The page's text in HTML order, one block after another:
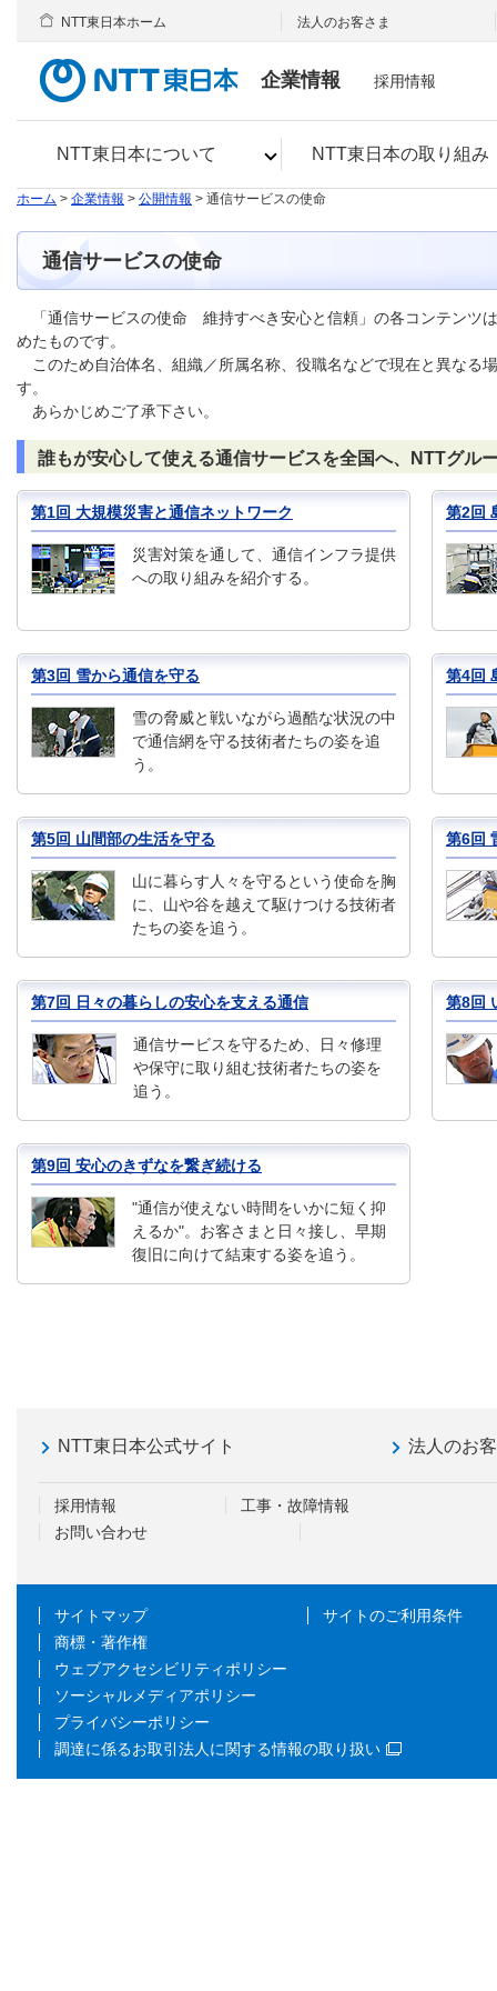
企業情報
NTT東日本について NTT東日本の取り組み
NTT東日本ホーム 法人のお客さま
採用情報
ホーム > 企業情報 > 公開情報 > 通信サービスの使命
通信サービスの使命
「通信サービスの使命 維持すべき安心と信頼」の各コンテンツ
めたものです。
このため自治体名、組織／所属名称、役職名などで現在と異なる
す。
あらかじめご了承下さい。
誰もが安心して使える通信サービスを全国へ、NTTグル
第1回 大規模災害と通信ネットワーク
災害対策を通して、通信インフラ提供
への取り組みを紹介する。
第2回
第3回 雪から通信を守る
雪の脅威と戦いながら過酷な状況の中
で通信網を守る技術者たちの姿を追
う。
第4回
第5回 山間部の生活を守る
山に暮らす人々を守るという使命を胸
に、山や谷を越えて駆けつける技術者
たちの姿を追う。
第6回
第7回 日々の暮らしの安心を支える通信
通信サービスを守るため、日々修理
や保守に取り組む技術者たちの姿を
追う。
第8回
第9回 安心のきずなを繋ぎ続ける
"通信が使えない時間をいかに短く抑
えるか"。お客さまと日々接し、早期
復旧に向けて結束する姿を追う。
NTT東日本公式サイト 法人のお
採用情報
工事・故障情報
お問い合わせ
サイトマップ
サイトのご利用条件
商標・著作権
ウェブアクセシビリティポリシー
ソーシャルメディアポリシー
プライバシーポリシー
調達に係るお取引法人に関する情報の取り扱い